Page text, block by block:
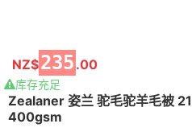
NZ$235 .00
库存充足
Zealaner 姿兰 驼毛驼羊毛被
400gsm